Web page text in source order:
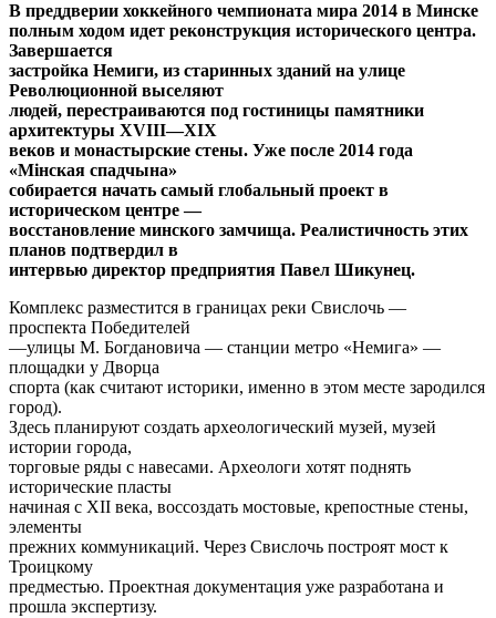
В преддверии хоккейного чемпионата мира 2014 в Минске
полным ходом идет реконструкция исторического центра.
Завершается
застройка Немиги, из старинных зданий на улице
Революционной выселяют
людей, перестраиваются под гостиницы памятники
архитектуры XVIII—XIX
веков и монастырские стены. Уже после 2014 года
«Мiнская спадчына»
собирается начать самый глобальный проект в
историческом центре —
восстановление минского замчища. Реалистичность этих
планов подтвердил в
интервью директор предприятия Павел Шикунец.
Комплекс разместится в границах реки Свислочь —
проспекта Победителей
—улицы М. Богдановича — станции метро «Немига» —
площадки у Дворца
спорта (как считают историки, именно в этом месте зародился
город).
Здесь планируют создать археологический музей, музей
истории города,
торговые ряды с навесами. Археологи хотят поднять
исторические пласты
начиная с XII века, воссоздать мостовые, крепостные стены,
элементы
прежних коммуникаций. Через Свислочь построят мост к
Троицкому
предместью. Проектная документация уже разработана и
прошла экспертизу.